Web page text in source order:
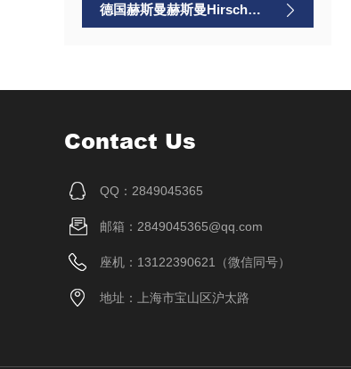
德国赫斯曼赫斯曼Hirschmann
Contact Us
QQ：2849045365
邮箱：2849045365@qq.com
座机：13122390621（微信同号）
地址：上海市宝山区沪太路